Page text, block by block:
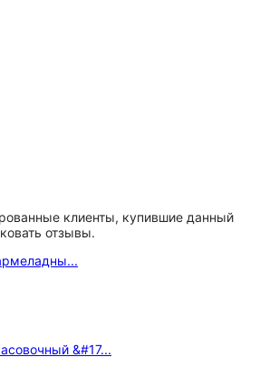
клиенты, купившие данный
отзывы.
&#17...